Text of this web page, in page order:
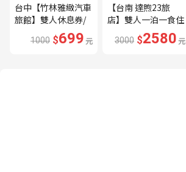
台中【竹林雅緻汽車
旅館】雙人休息券/
平假日適用MO26
1000 $699元
【台南 達煦23旅
店】雙人一泊一食住
宿券---🔥近海安路
商圈🔥
3000 $2580元